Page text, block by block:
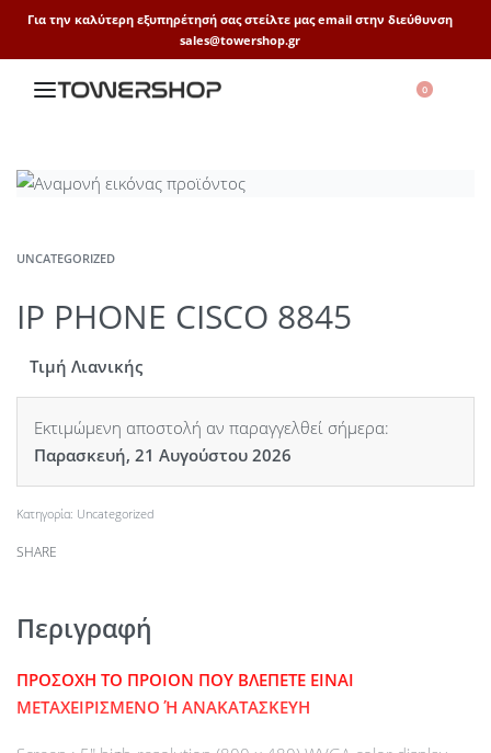
Για την καλύτερη εξυπηρέτησή σας στείλτε μας email στην διεύθυνση
sales@towershop.gr
0
UNCATEGORIZED
IP PHONE CISCO 8845
Τιμή Λιανικής
Εκτιμώμενη αποστολή αν παραγγελθεί σήμερα:
Παρασκευή, 21 Αυγούστου 2026
Κατηγορία: Uncategorized
SHARE
Περιγραφή
ΠΡΟΣΟΧΗ ΤΟ ΠΡΟΙΟΝ ΠΟΥ ΒΛΕΠΕΤΕ ΕΙΝΑΙ
ΜΕΤΑΧΕΙΡΙΣΜΕΝΟ Ή ΑΝΑΚΑΤΑΣΚΕΥΗ